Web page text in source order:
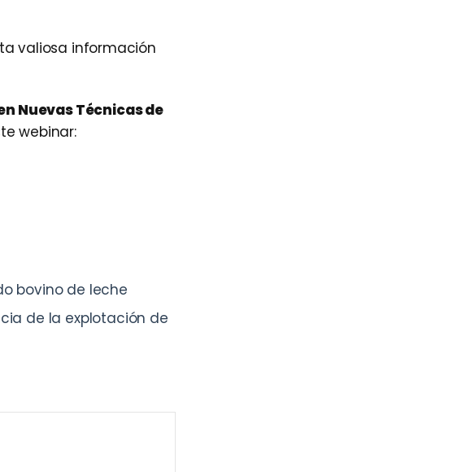
valiosa información
Nuevas Técnicas de
webinar:
bovino de leche
de la explotación de